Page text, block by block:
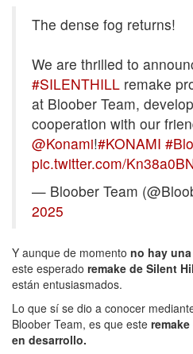
The dense fog returns!
We are thrilled to
#SILENTHILL remake
at Bloober Team,
cooperation with our
@Konami!#KONAMI
pic.twitter.com/
— Bloober Team
2025
Y aunque de momento no hay
este esperado remake de Silent
están entusiasmados.
Lo que sí se dio a conocer
Bloober Team, es que este
en desarrollo.